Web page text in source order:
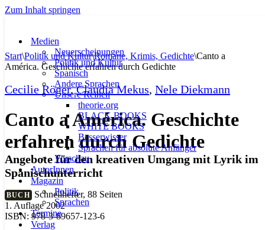
Zum Inhalt springen
Medien
Neuerscheinungen
Politik und Kultur
Spanisch
Andere Sprachen
Unsere Reihen
theorie.org
BLACK BOOKS
WHITE BOOKS
Besserwisser
Sprachen für absolute Anfänger
Vorschau
AutorInnen
Magazin
Politik
Sprachen
Termine
Verlag
Start\Politik und Kultur\Romane, Krimis, Gedichte\Canto a
América. Geschichte erfahren durch Gedichte
Cecilie Röger,Claudia Mekus, Nele Diekmann
Canto a América. Geschichte
erfahren durch Gedichte
Angebote für den kreativen Umgang mit Lyrik im
Spanischunterricht
BUCH Schnellhefter, 88 Seiten
1. Auflage 2002
ISBN: 978-3-89657-123-6